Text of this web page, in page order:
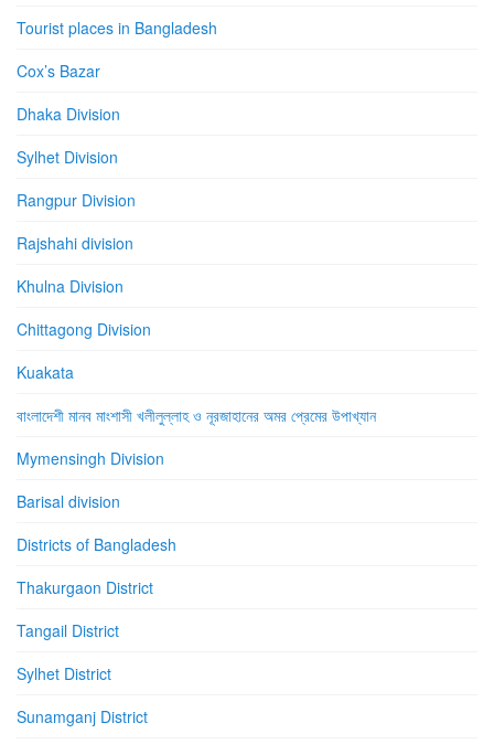
Tourist places in Bangladesh
Cox’s Bazar
Dhaka Division
Sylhet Division
Rangpur Division
Rajshahi division
Khulna Division
Chittagong Division
Kuakata
বাংলাদেশী মানব মাংশাসী খলীলুল্লাহ ও নূরজাহানের অমর প্রেমের উপাখ্যান
Mymensingh Division
Barisal division
Districts of Bangladesh
Thakurgaon District
Tangail District
Sylhet District
Sunamganj District